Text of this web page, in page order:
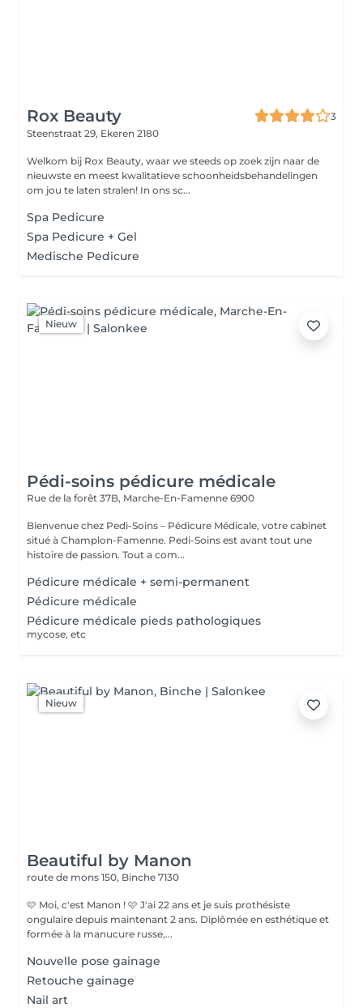
Rox Beauty
3
Steenstraat 29, Ekeren 2180
Welkom bij Rox Beauty, waar we steeds op zoek zijn naar de
nieuwste en meest kwalitatieve schoonheidsbehandelingen
om jou te laten stralen! In ons sc...
Spa Pedicure
Spa Pedicure + Gel
Medische Pedicure
Nieuw
Pédi-soins pédicure médicale
Rue de la forêt 37B, Marche-En-Famenne 6900
Bienvenue chez Pedi-Soins – Pédicure Médicale, votre cabinet
situé à Champlon-Famenne. Pedi-Soins est avant tout une
histoire de passion. Tout a com...
Pédicure médicale + semi-permanent
Pédicure médicale
Pédicure médicale pieds pathologiques
mycose, etc
Nieuw
Beautiful by Manon
route de mons 150, Binche 7130
🩷 Moi, c'est Manon ! 🩷 J'ai 22 ans et je suis prothésiste
ongulaire depuis maintenant 2 ans. Diplômée en esthétique et
formée à la manucure russe,...
Nouvelle pose gainage
Retouche gainage
Nail art